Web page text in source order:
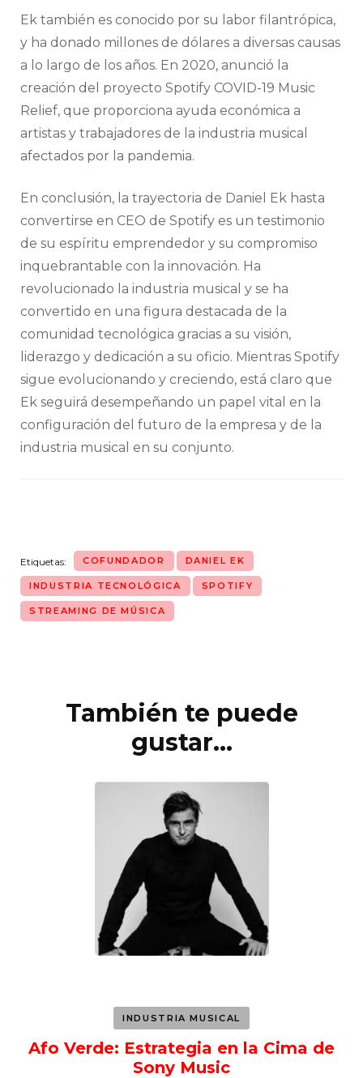
Ek también es conocido por su labor filantrópica,
y ha donado millones de dólares a diversas causas
a lo largo de los años. En 2020, anunció la
creación del proyecto Spotify COVID-19 Music
Relief, que proporciona ayuda económica a
artistas y trabajadores de la industria musical
afectados por la pandemia.
En conclusión, la trayectoria de Daniel Ek hasta
convertirse en CEO de Spotify es un testimonio
de su espíritu emprendedor y su compromiso
inquebrantable con la innovación. Ha
revolucionado la industria musical y se ha
convertido en una figura destacada de la
comunidad tecnológica gracias a su visión,
liderazgo y dedicación a su oficio. Mientras Spotify
sigue evolucionando y creciendo, está claro que
Ek seguirá desempeñando un papel vital en la
configuración del futuro de la empresa y de la
industria musical en su conjunto.
Etiquetas: COFUNDADOR DANIEL EK
INDUSTRIA TECNOLÓGICA SPOTIFY
STREAMING DE MÚSICA
NavegaciónTambién te puede
gustar...
INDUSTRIA MUSICAL
Afo Verde: Estrategia en la Cima de
Sony Music